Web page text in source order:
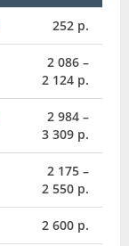
252 р.
2 086 –
2 124 р.
2 984 –
3 309 р.
2 175 –
2 550 р.
2 600 р.